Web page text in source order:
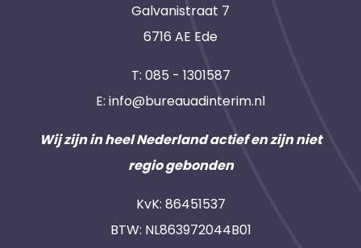
Galvanistraat 7
6716 AE Ede
T: 085 - 1301587
E: info@bureauadinterim.nl
Wij zijn in heel Nederland actief en zijn niet
regio gebonden
KvK: 86451537
BTW: NL863972044B01